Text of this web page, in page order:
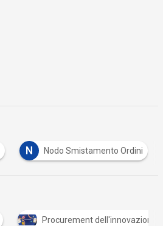
N Nodo Smistamento Ordini
Procurement dell'innovazione